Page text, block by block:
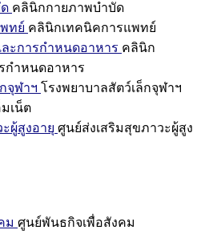
คลินิกกายภาพบำบัด
ทย์ คลินิกเทคนิคการแพทย์
ะการกำหนดอาหาร คลินิก
กำหนดอาหาร
จุฬาฯ โรงพยาบาลสัตว์เล็กจุฬาฯ
เน็ต
ผู้สูงอายุ ศูนย์ส่งเสริมสุขภาวะผู้สูง
ม ศูนย์พันธกิจเพื่อสังคม